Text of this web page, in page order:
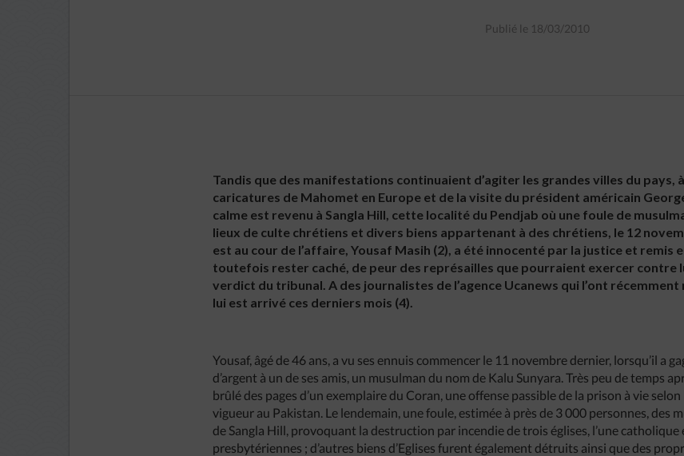
Publié le 18/03/2010
Tandis que des manifestations continuaient d’agiter les grandes villes du pays,
caricatures de Mahomet en Europe et de la visite du président américain
calme est revenu à Sangla Hill, cette localité du Pendjab où une foule de
lieux de culte chrétiens et divers biens appartenant à des chrétiens, le 12
est au cour de l’affaire, Yousaf Masih (2), a été innocenté par la justice et remis
toutefois rester caché, de peur des représailles que pourraient exercer contre
verdict du tribunal. A des journalistes de l’agence Ucanews qui l’ont
lui est arrivé ces derniers mois (4).
Yousaf, âgé de 46 ans, a vu ses ennuis commencer le 11 novembre dernier, lorsqu’il a
d’argent à un de ses amis, un musulman du nom de Kalu Sunyara. Très peu de temps
brûlé des pages d’un exemplaire du Coran, une offense passible de la prison à vie
vigueur au Pakistan. Le lendemain, une foule, estimée à près de 3 000 personnes, des
de Sangla Hill, provoquant la destruction par incendie de trois églises, l’une catholique
presbytériennes ; d’autres biens d’Eglises furent également détruits ainsi que des